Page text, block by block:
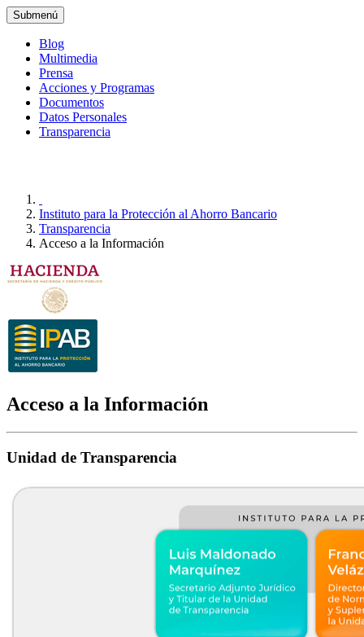
Submenú
Blog
Multimedia
Prensa
Acciones y Programas
Documentos
Datos Personales
Transparencia
Instituto para la Protección al Ahorro Bancario
Transparencia
Acceso a la Información
Acceso a la Información
Unidad de Transparencia